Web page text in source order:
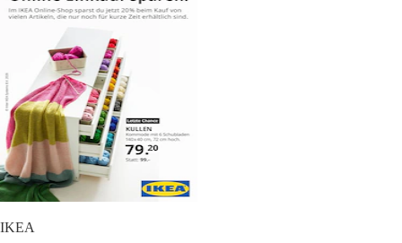
IKEA